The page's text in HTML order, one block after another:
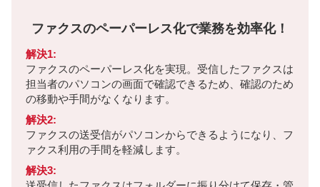
ファクスのペーパーレス化で業務を効率化！
解決1:
ファクスのペーパーレス化を実現。受信したファクスは
担当者のパソコンの画面で確認できるため、確認のため
の移動や手間がなくなります。
解決2:
ファクスの送受信がパソコンからできるようになり、フ
ァクス利用の手間を軽減します。
解決3: